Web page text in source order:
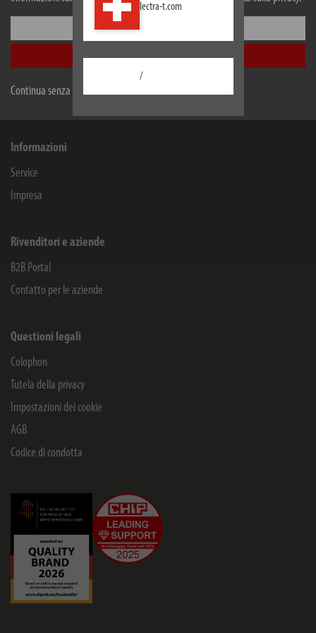
Configurare
Accetta tutti
Continua senza accettare
lectra-t.com
/
Blegistrasse 13
FacebookInstagramYoutubeLinkedin
Informazioni
Service
Impresa
Rivenditori e aziende
B2B Portal
Contatto per le aziende
Questioni legali
Colophon
Tutela della privacy
Impostazioni dei cookie
AGB
Codice di condotta